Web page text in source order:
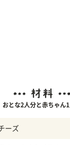
おとな2人分と赤ちゃん
ーズ